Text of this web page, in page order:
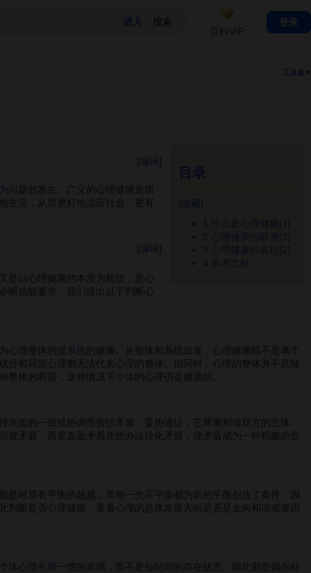
工具箱▼
什么是心理健康[1]
2 心理健康的标准[2]
3 心理健康的表征[2]
4 参考文献
[编辑
问题的发生。广义的心理健康是指
生活，从而更好地适应社会，更有
[编辑
是以心理健康的本质为前提，是心
断功能要求，我们提出以下判断心
心理整体的或 系统的健康。从整体和系统出发，心理健康既不是单个
和局部心理都无法代表心理的整体。但同时，心理的整体并不意味
整体的和谐，这种情况下 个体的心理仍是健康的。
面的一致或协调而害怕矛盾、妥协退让，它尊重和谐双方的主体
矛盾，而是直面矛盾并想办法转化矛盾，使矛盾成为一种积极的促
对原有平衡的超越，而每一次不平衡都为新的平衡创造了条件。因
断是否心理健康，要看心理的总体发展方向是否是走向和谐或者迈
心理 长期
一惯的表现，而不是短时间的存在状态。因此那些偶尔处
百科VIP
登录